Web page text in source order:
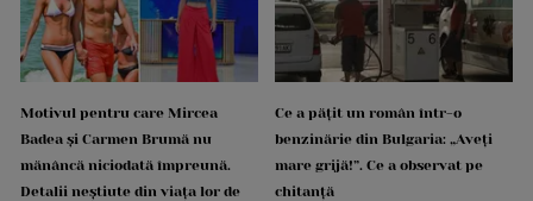
Motivul pentru care Mircea
Badea și Carmen Brumă nu
mănâncă niciodată împreună.
Detalii neștiute din viața lor de
Ce a pățit un român într-o
benzinărie din Bulgaria: „Aveți
mare grijă!”. Ce a observat pe
chitanță